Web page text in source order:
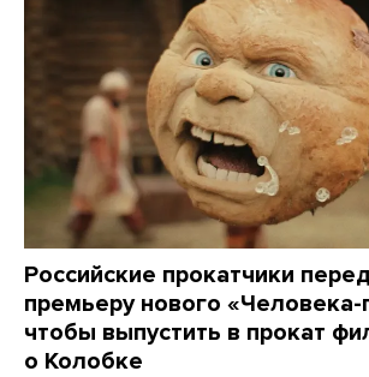
Российские прокатчики
премьеру нового «Человека-
чтобы выпустить в прокат
о Колобке